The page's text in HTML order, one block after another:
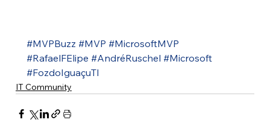
#MVPBuzz #MVP #MicrosoftMVP
#RafaelFElipe #AndréRuschel #Microsoft
#FozdoIguaçuTI
IT Community